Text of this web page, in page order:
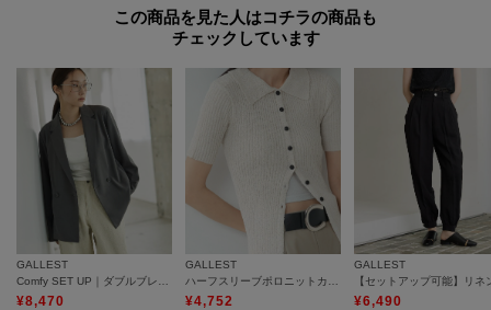
この商品を見た人はコチラの商品も
チェックしています
GALLEST
¥8,470
GALLEST
¥4,752
GALLEST
¥6,490